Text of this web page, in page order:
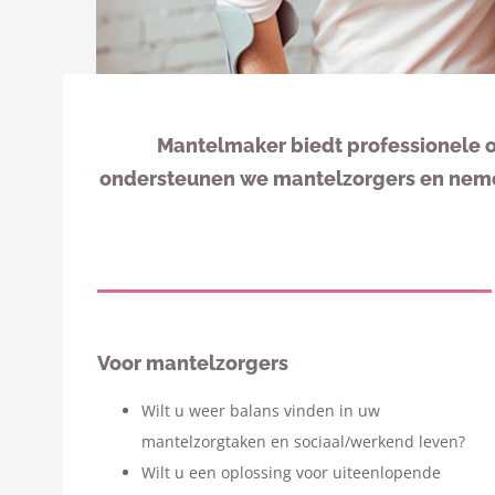
Mantelmaker biedt professionele
ondersteunen we mantelzorgers en
Voor mantelzorgers
Wilt u weer balans vinden in uw
mantelzorgtaken en sociaal/werkend leven?
Wilt u een oplossing voor uiteenlopende